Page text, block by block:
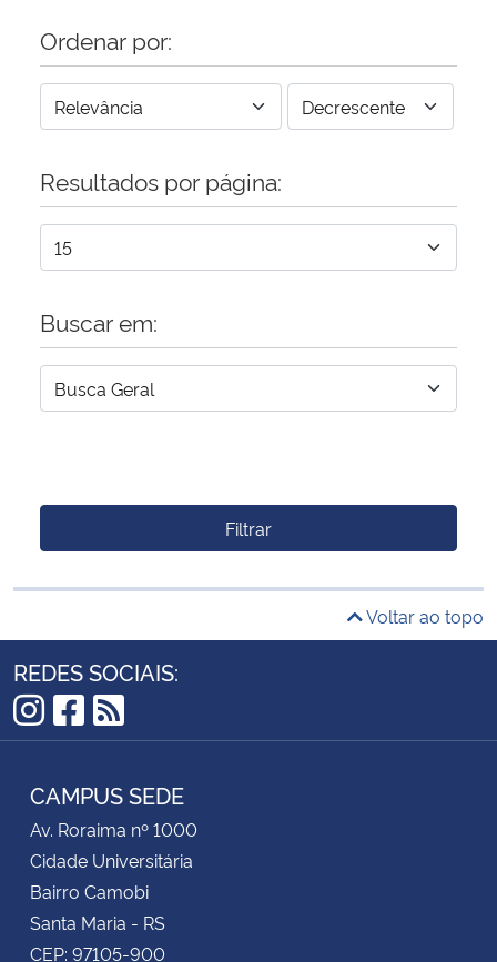
Ordenar por:
Resultados por página:
Buscar em:
Filtrar
Voltar ao topo
REDES SOCIAIS:
Instagram
Facebook
RSS
CAMPUS SEDE
Av. Roraima nº 1000
Cidade Universitária
Bairro Camobi
Santa Maria - RS
CEP: 97105-900